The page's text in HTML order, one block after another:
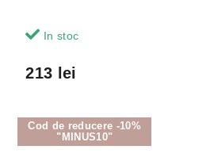
In stoc
213 lei
Cod de reducere -10%
"MINUS10"